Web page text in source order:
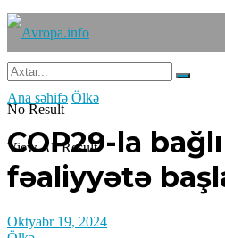
No Result
View All Result
Ana səhifə Ölkə
COP29-la
fəaliyyətə
Oktyabr 19, 2024